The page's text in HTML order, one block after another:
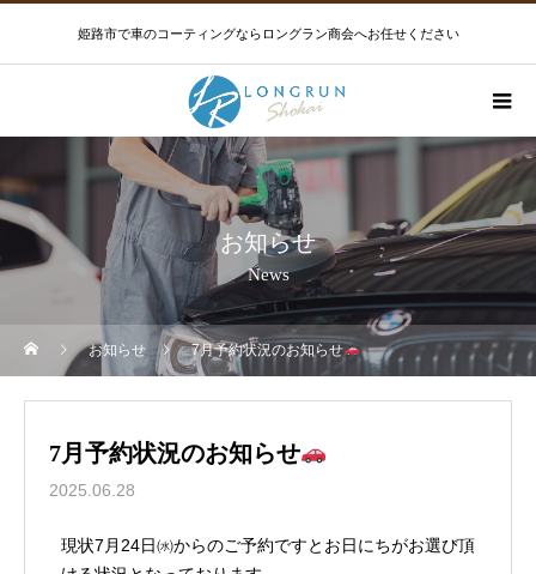
姫路市で車のコーティングならロングラン商会へお任せください
お知らせ
News
お知らせ 7月予約状況のお知らせ
7月予約状況のお知らせ
2025.06.28
現状7月24日㈬からのご予約ですとお日にちがお選び頂